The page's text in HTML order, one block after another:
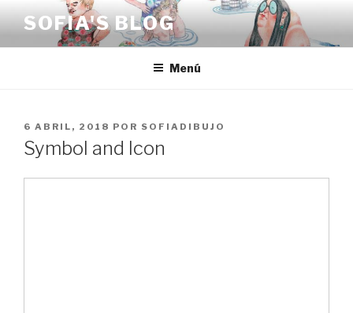
contenido
SOFIA'S BLOG
Menú
PUBLICADO
EL
6 ABRIL, 2018 POR SOFIADIBUJO
Symbol and Icon